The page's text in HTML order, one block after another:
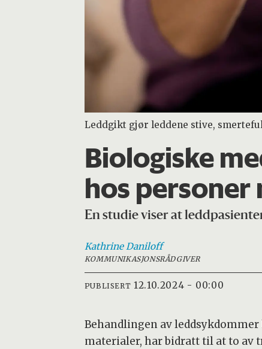
Leddgikt gjør leddene stive,
Biologiske
hos personer
En studie viser at
Kathrine Daniloff
KOMMUNIKASJONSRÅDGIVER
PUBLISERT 12.10.2024 - 00:00
Behandlingen av
materialer, har bidratt til at to av